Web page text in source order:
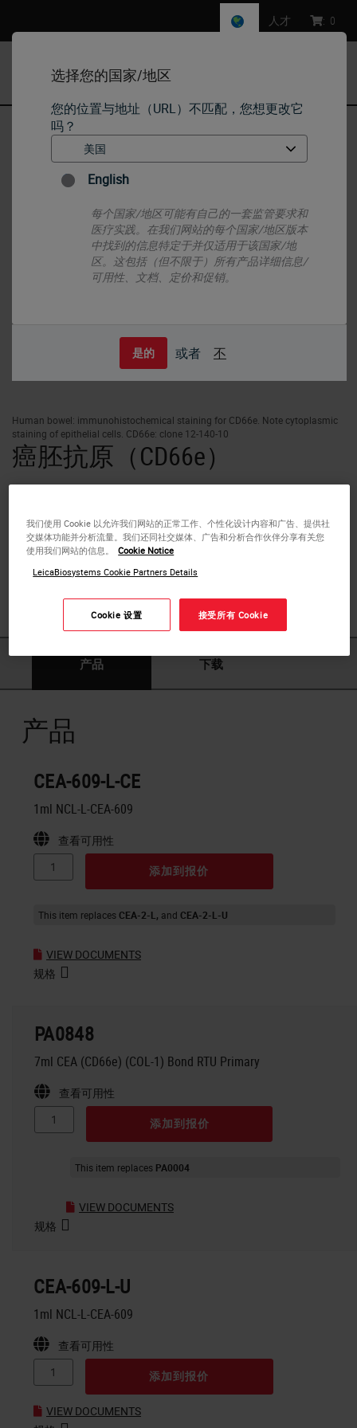
选择您的国家/地区
您的位置与地址（URL）不匹配，您想更改它
吗？
English
每个国家/地区可能有自己的一套监管要求和
医疗实践。在我们网站的每个国家/地区版本
中找到的信息特定于并仅适用于该国家/地
区。这包括（但不限于）所有产品详细信息/
可用性、文档、定价和促销。
是的 或者 不
人才 : 0
IHC & ISH • 癌胚抗原（CD66e）
Human bowel: immunohistochemical staining for CD66e. Note cytoplasmic
staining of epithelial cells. CD66e: clone 12-140-10
癌胚抗原（CD66e）
发现有低表达。CEA由位于19号染色体上的CEA基因编码。
它是CEA基因家族的成员，后者又是一个免疫球蛋白超家族
的亚家族。CEA现在已被认识到有细胞粘附特性。该糖蛋白
与其他已知粘附分子的结合将影响细胞—细胞间的相互作
产品 下载
产品
CEA-609-L-CE
1ml NCL-L-CEA-609
查看可用性
添加到报价
This item replacesCEA-2-L CEA-2-L-U
VIEW DOCUMENTS
规格
PA0848
7ml CEA (CD66e) (COL-1) Bond RTU Primary
查看可用性
添加到报价
This item replaces PA0004
VIEW DOCUMENTS
规格
CEA-609-L-U
1ml NCL-L-CEA-609
查看可用性
添加到报价
VIEW DOCUMENTS
我们使用 Cookie 以允许我们网站的正常工作、个性化设计内容和广告、提供社
交媒体功能并分析流量。我们还同社交媒体、广告和分析合作伙伴分享有关您
使用我们网站的信息。
Cookie Notice
LeicaBiosystems Cookie Partners Details
Cookie 设置 接受所有 Cookie